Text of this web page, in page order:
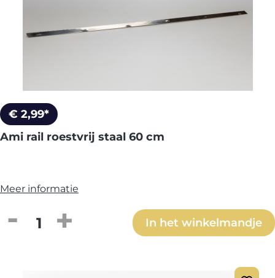
€ 2,99*
Ami rail roestvrij staal 60 cm
Meer informatie
Producthoeveelheid: Voer deIn het winkelmandje